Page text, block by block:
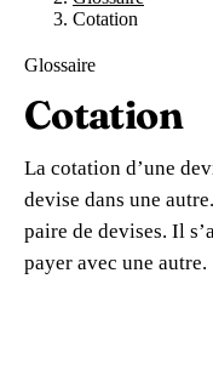
🇬🇧 Royaume-Uni
🇧🇪 Belgique
🇮🇹 Italie
🇫🇷 France
🇬🇧
🇨🇭 Suisse
🇧🇪
🇩🇪Allemagne
Expert-comptable
Expert-comptable
Expert-comptable
Ressources & Blog
Blog
Glossaire
Vérifier un n° TVA
Cotation
Glossaire
Cotation
La cotation d’une
devise dans une
paire de devises. Il
payer avec une autre.